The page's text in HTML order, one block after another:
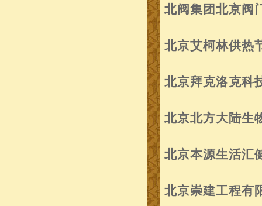
北阀集团北京阀
北京艾柯林供热
北京拜克洛克科
北京北方大陆生
北京本源生活汇
北京崇建工程有